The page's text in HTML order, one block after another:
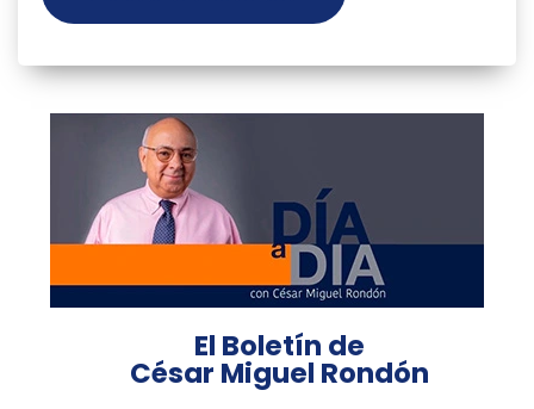
El Boletín de
César Miguel Rondón